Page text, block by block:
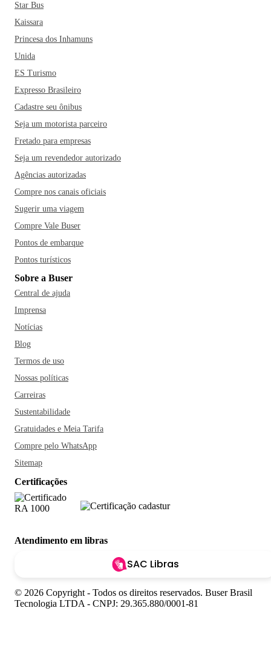
Star Bus
Kaissara
Princesa dos Inhamuns
Unida
ES Turismo
Expresso Brasileiro
Cadastre seu ônibus
Seja um motorista parceiro
Fretado para empresas
Seja um revendedor autorizado
Agências autorizadas
Compre nos canais oficiais
Sugerir uma viagem
Compre Vale Buser
Pontos de embarque
Pontos turísticos
Sobre a Buser
Central de ajuda
Imprensa
Notícias
Blog
Termos de uso
Nossas políticas
Carreiras
Sustentabilidade
Gratuidades e Meia Tarifa
Compre pelo WhatsApp
Sitemap
Certificações
Atendimento em libras
SAC Libras
© 2026 Copyright - Todos os direitos reservados. Buser Brasil
Tecnologia LTDA - CNPJ: 29.365.880/0001-81